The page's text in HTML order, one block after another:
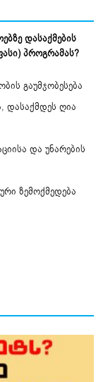
დასაქმების
პროგრამას?
გაუმჯობესება
დასაქმდეს ღია
და უნარების
ზემოქმედება